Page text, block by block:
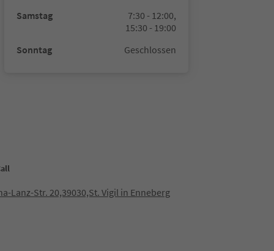
Samstag
7:30 - 12:00,
15:30 - 19:00
Sonntag
Geschlossen
Lanz-Str. 20,39030,St. Vigil in Enneberg